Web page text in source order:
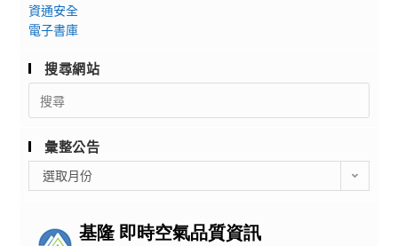
資通安全
電子書庫
搜尋網站
Search
for:
彙整公告
整
選取月份